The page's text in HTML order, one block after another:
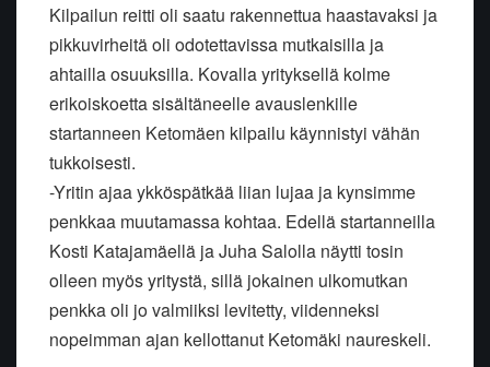
Kilpailun reitti oli saatu rakennettua haastavaksi ja
pikkuvirheitä oli odotettavissa mutkaisilla ja
ahtailla osuuksilla. Kovalla yrityksellä kolme
erikoiskoetta sisältäneelle avauslenkille
startanneen Ketomäen kilpailu käynnistyi vähän
tukkoisesti.
-Yritin ajaa ykköspätkää liian lujaa ja kynsimme
penkkaa muutamassa kohtaa. Edellä startanneilla
Kosti Katajamäellä ja Juha Salolla näytti tosin
olleen myös yritystä, sillä jokainen ulkomutkan
penkka oli jo valmiiksi levitetty, viidenneksi
nopeimman ajan kellottanut Ketomäki naureskeli.